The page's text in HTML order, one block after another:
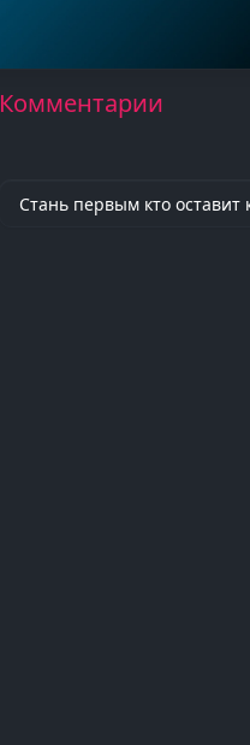
Комментарии
Стань первым кто оставит